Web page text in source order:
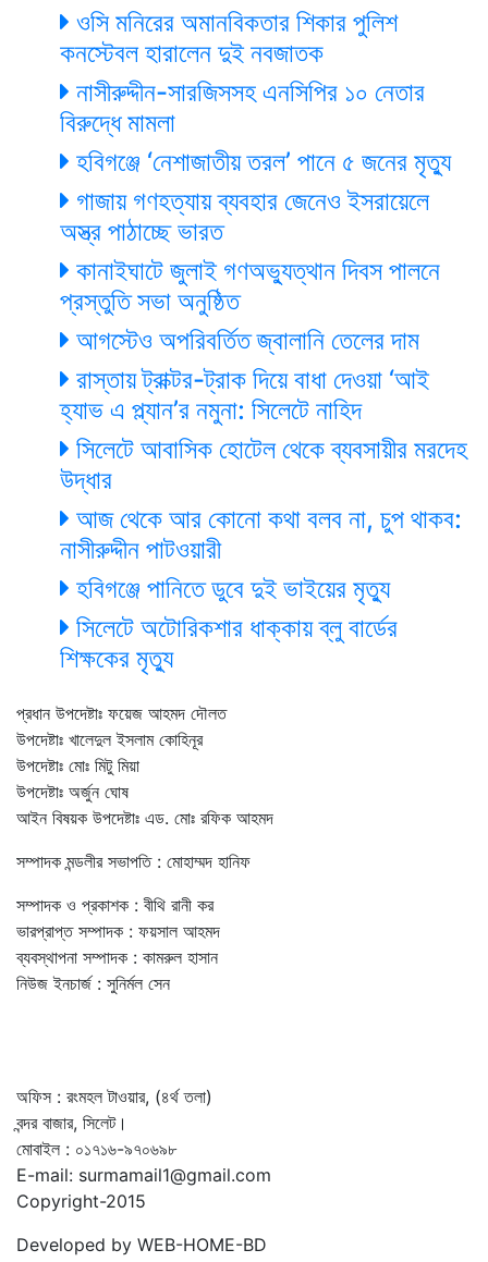
ওসি মনিরের অমানবিকতার শিকার পুলিশ
কনস্টেবল হারালেন দুই নবজাতক
নাসীরুদ্দীন-সারজিসসহ এনসিপির ১০ নেতার
বিরুদ্ধে মামলা
হবিগঞ্জে ‘নেশাজাতীয় তরল’ পানে ৫ জনের মৃত্যু
গাজায় গণহত্যায় ব্যবহার জেনেও ইসরায়েলে
অস্ত্র পাঠাচ্ছে ভারত
কানাইঘাটে জুলাই গণঅভ্যুত্থান দিবস পালনে
প্রস্তুতি সভা অনুষ্ঠিত
আগস্টেও অপরিবর্তিত জ্বালানি তেলের দাম
রাস্তায় ট্রাক্টর-ট্রাক দিয়ে বাধা দেওয়া ‘আই
হ্যাভ এ প্ল্যান’র নমুনা: সিলেটে নাহিদ
সিলেটে আবাসিক হোটেল থেকে ব্যবসায়ীর মরদেহ
উদ্ধার
আজ থেকে আর কোনো কথা বলব না, চুপ থাকব:
নাসীরুদ্দীন পাটওয়ারী
হবিগঞ্জে পানিতে ডুবে দুই ভাইয়ের মৃত্যু
সিলেটে অটোরিকশার ধাক্কায় ব্লু বার্ডের
শিক্ষকের মৃত্যু
প্রধান উপদেষ্টাঃ ফয়েজ আহমদ দৌলত
উপদেষ্টাঃ খালেদুল ইসলাম কোহিনূর
উপদেষ্টাঃ মোঃ মিটু মিয়া
উপদেষ্টাঃ অর্জুন ঘোষ
আইন বিষয়ক উপদেষ্টাঃ এড. মোঃ রফিক আহমদ
সম্পাদক মন্ডলীর সভাপতি : মোহাম্মদ হানিফ
সম্পাদক ও প্রকাশক : বীথি রানী কর
ভারপ্রাপ্ত সম্পাদক : ফয়সাল আহমদ
ব্যবস্থাপনা সম্পাদক : কামরুল হাসান
নিউজ ইনচার্জ : সুনির্মল সেন
অফিস : রংমহল টাওয়ার, (৪র্থ তলা)
বন্দর বাজার, সিলেট।
মোবাইল : ০১৭১৬-৯৭০৬৯৮
E-mail: surmamail1@gmail.com
Copyright-2015
Developed by WEB-HOME-BD